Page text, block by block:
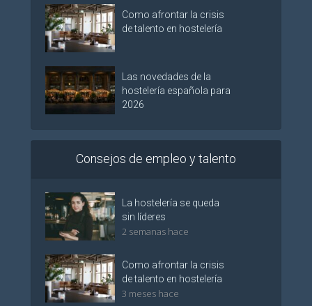
Como afrontar la crisis
de talento en hostelería
Las novedades de la
hostelería española para
2026
Consejos de empleo y talento
La hostelería se queda
sin líderes
2 semanas hace
Como afrontar la crisis
de talento en hostelería
3 meses hace